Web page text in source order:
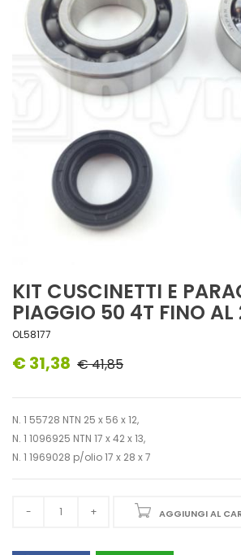
KIT CUSCINETTI E
PIAGGIO 50 4T FINO
OL58177
€ 31,38 € 41,85
N. 1 55728 NTN 25 x 56 x 12,
N. 1 1096925 NTN 17 x 42 x 13,
N. 1 1969028 p/olio 17 x 28 x 7
AGGIUNGI AL